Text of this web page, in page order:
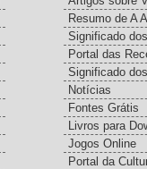
Resumo de A
Significado
Portal das
Significado
Notícias
Fontes Grátis
Livros para
Jogos Online
Portal da